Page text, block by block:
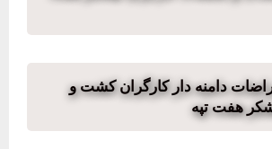
دامنه دار کارگران کشت و
هفت تپه